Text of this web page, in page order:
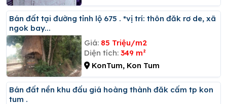
Bán đất tại đường tỉnh lộ 675 . *vị trí: thôn đăk rơ de, xã
ngok bay...
Giá: 85 Triệu/m2
Diện tích: 349 m²
KonTum, Kon Tum
Bán đất nền khu đấu giá hoàng thành đăk cấm tp kon
tum .